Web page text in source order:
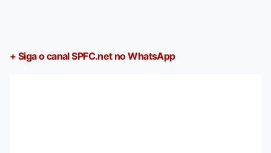
+ Siga o canal SPFC.net no WhatsApp